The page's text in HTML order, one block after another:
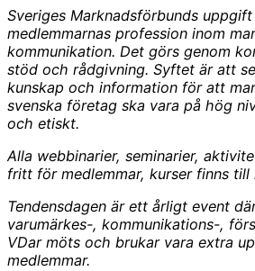
Sveriges Marknadsförbunds
medlemmarnas profession inom
kommunikation. Det görs genom
stöd och rådgivning. Syftet är att
kunskap och information för att
svenska företag ska vara på hög
och etiskt.
Alla webbinarier, seminarier,
fritt för medlemmar, kurser finns till
Tendensdagen är ett årligt event
varumärkes-, kommunikations-,
VDar möts och brukar vara extra
medlemmar.